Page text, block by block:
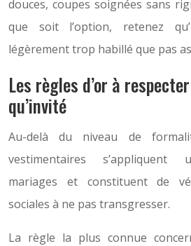
douces, coupes soignées sans
que soit l’option, retenez
légèrement trop habillé que pas
Les règles d’or à
qu’invité
Au-delà du niveau de
vestimentaires s’appliquent
mariages et constituent de
sociales à ne pas transgresser.
La règle la plus connue